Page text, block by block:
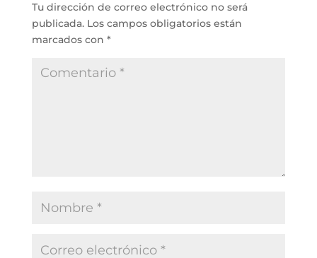
Tu dirección de correo electrónico no será
publicada. Los campos obligatorios están
marcados con *